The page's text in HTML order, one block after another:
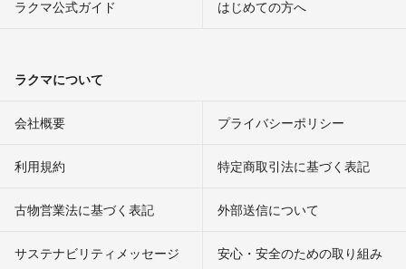
ラクマ公式ガイド はじめての方へ
ラクマについて
会社概要 プライバシーポリシー
利用規約 特定商取引法に基づく表記
古物営業法に基づく表記 外部送信について
サステナビリティメッセージ 安心・安全のための取り組み